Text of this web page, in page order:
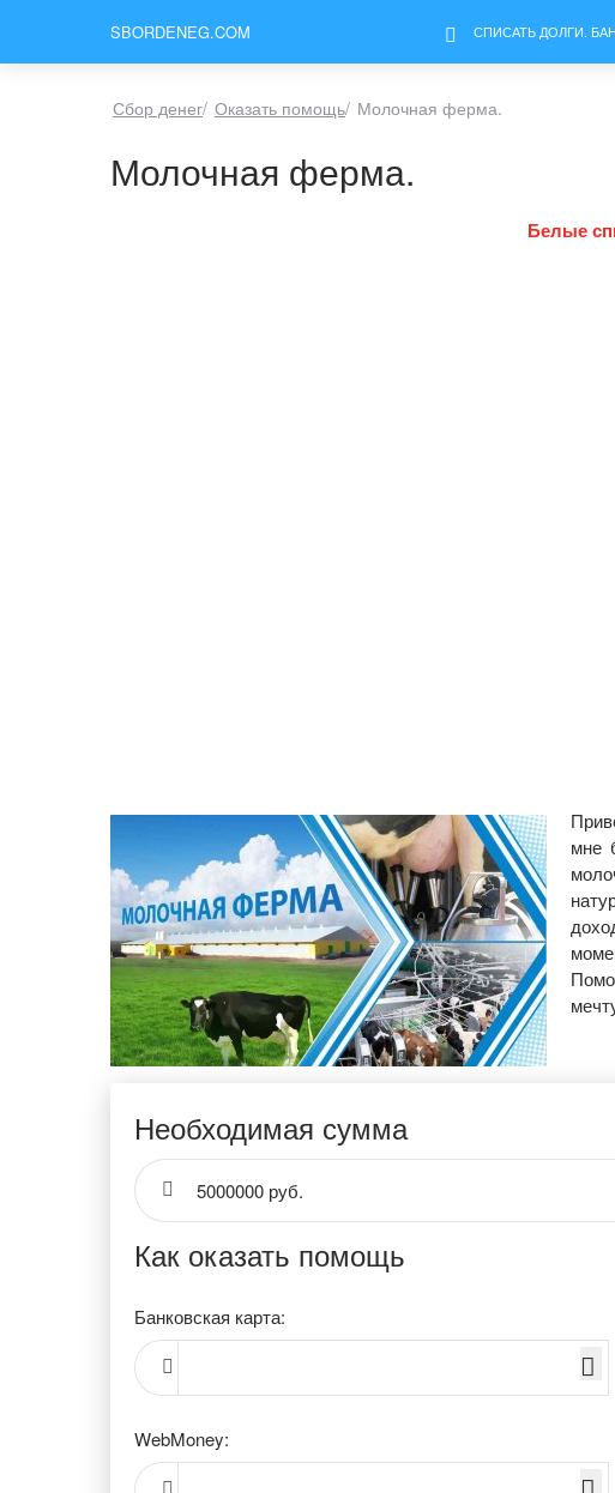
SBORDENEG.COM СПИСАТЬ ДОЛГИ.
Сбор денег/ Оказать помощь/ Молочная ферма.
Молочная ферма.
Белые
мне
Необходимая сумма
5000000 руб.
Как оказать помощь
Банковская карта:
WebMoney: